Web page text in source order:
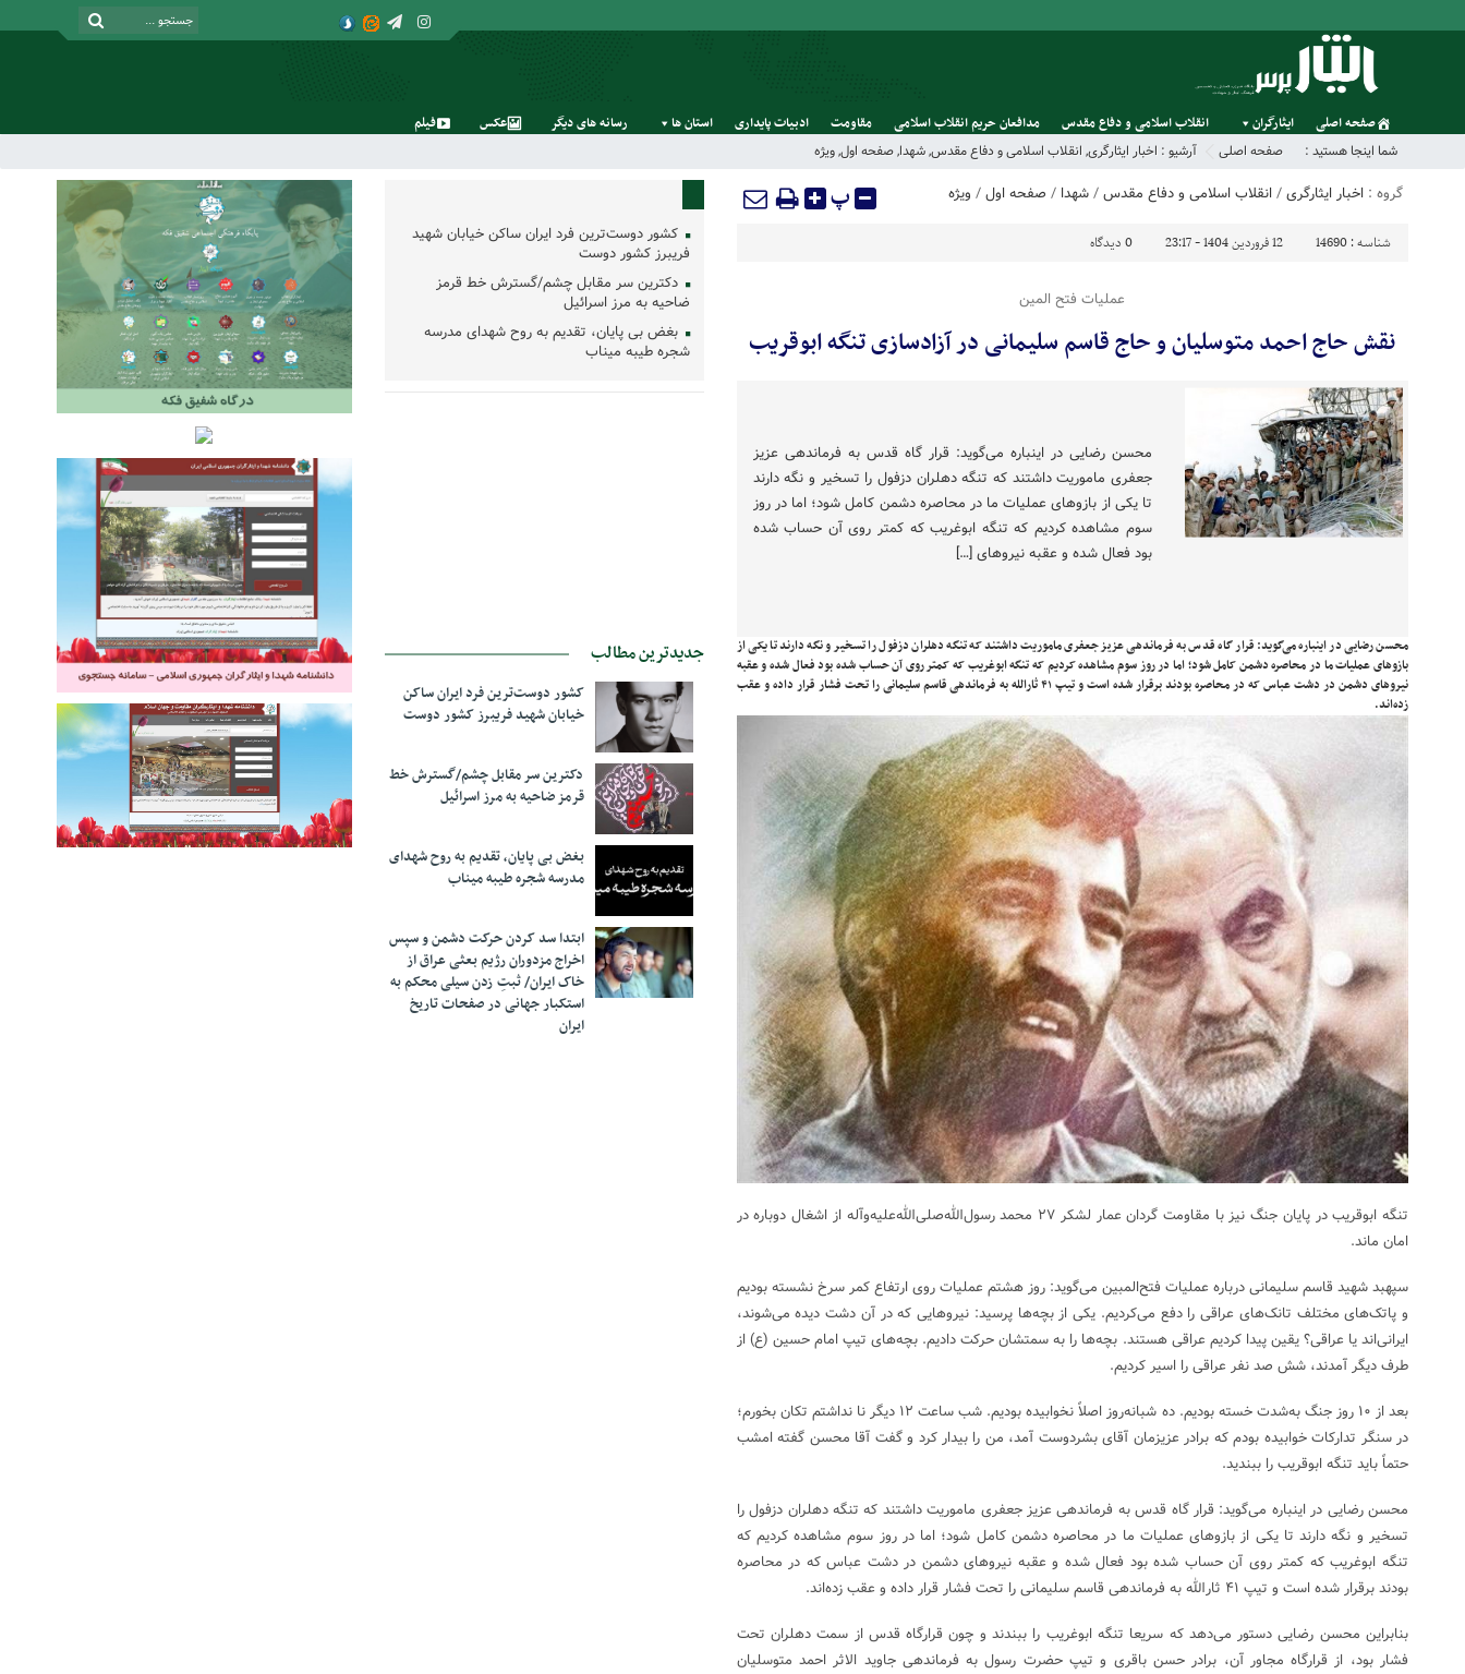
صفحه اصلی ایثارگران انقلاب اسلامی و دفاع مقدس مدافعان حریم انقلاب اسلامی مقاومت ادبیات پایداری استان‌ ها رسانه‌ های‌ دیگر عکس فیلم
شما اینجا هستید : صفحه اصلی آرشیو : اخبار ایثارگری, انقلاب اسلامی و دفاع مقدس,شهدا,صفحه اول,ویژه
گروه : اخبار ایثارگری/انقلاب اسلامی و دفاع مقدس/شهدا / صفحه اول/ ویژه پ
شناسه : 14690 12 فروردین 1404 - 23:17 0 دیدگاه
عملیات فتح المین
نقش حاج احمد متوسلیان و حاج قاسم سلیمانی در آزادسازی تنگه ابوقریب
محسن رضایی در اینباره می‌گوید: قرار گاه قدس به فرماندهی عزیز
جعفری ماموریت داشتند که تنگه دهلران دزفول را تسخیر و نگه دارند
تا یکی از بازوهای عملیات ما در محاصره دشمن کامل شود؛ اما در روز
سوم مشاهده کردیم که تنگه ابوغریب که کمتر روی آن حساب شده
بود فعال شده و عقبه نیروهای […]
محسن رضایی در اینباره می‌گوید: قرار گاه قدس به فرماندهی عزیز جعفری ماموریت داشتند که تنگه دهلران دزفول را تسخیر و نگه دارند تا یکی از
بازوهای عملیات ما در محاصره دشمن کامل شود؛ اما در روز سوم مشاهده کردیم که تنگه ابوغریب که کمتر روی آن حساب شده بود فعال شده و عقبه
نیروهای دشمن در دشت عباس که در محاصره بودند برقرار شده است و تیپ ۴۱ ثارالله به فرماندهی قاسم سلیمانی را تحت فشار قرار داده و عقب
زده‌اند.
تنگه ابوقریب در پایان جنگ نیز با مقاومت گردان عمار لشکر ۲۷ محمد رسول‌الله‌صلی‌الله‌علیه‌وآله از اشغال دوباره در
امان ماند.
سپهبد شهید قاسم سلیمانی درباره عملیات فتح‌المبین می‌گوید: روز هشتم عملیات روی ارتفاع کمر سرخ نشسته بودیم
و پاتک‌های مختلف تانک‌های عراقی را دفع می‌کردیم. یکی از بچه‌ها پرسید: نیروهایی که در آن دشت دیده می‌شوند،
ایرانی‌اند یا عراقی؟ یقین پیدا کردیم عراقی هستند. بچه‌ها را به سمتشان حرکت دادیم. بچه‌های تیپ امام حسین (ع) از
طرف دیگر آمدند، شش صد نفر عراقی را اسیر کردیم.
بعد از ۱۰ روز جنگ به‌شدت خسته بودیم. ده شبانه‌روز اصلاً نخوابیده بودیم. شب ساعت ۱۲ دیگر نا نداشتم تکان بخورم؛
در سنگر تدارکات خوابیده بودم که برادر عزیزمان آقای بشردوست آمد، من را بیدار کرد و گفت آقا محسن گفته امشب
حتماً باید تنگه ابوقریب را ببندید.
محسن رضایی در اینباره می‌گوید: قرار گاه قدس به فرماندهی عزیز جعفری ماموریت داشتند که تنگه دهلران دزفول را
تسخیر و نگه دارند تا یکی از بازوهای عملیات ما در محاصره دشمن کامل شود؛ اما در روز سوم مشاهده کردیم که
تنگه ابوغریب که کمتر روی آن حساب شده بود فعال شده و عقبه نیروهای دشمن در دشت عباس که در محاصره
بودند برقرار شده است و تیپ ۴۱ ثارالله به فرماندهی قاسم سلیمانی را تحت فشار قرار داده و عقب زده‌اند.
بنابراین محسن رضایی دستور می‌دهد که سریعا تنگه ابوغریب را ببندند و چون قرارگاه قدس از سمت دهلران تحت
فشار بود، از قرارگاه مجاور آن، برادر حسن باقری و تیپ حضرت رسول به فرماندهی جاوید الاثر احمد متوسلیان
کشور دوست‌ترین فرد ایران ساکن خیابان شهید
فریبرز کشور دوست
دکترین سر مقابل چشم/گسترش خط قرمز
ضاحیه به مرز اسرائیل
بغض بی پایان، تقدیم به روح شهدای مدرسه
شجره طیبه میناب
جدیدترین مطالب
کشور دوست‌ترین فرد ایران ساکن
خیابان شهید فریبرز کشور دوست
دکترین سر مقابل چشم/گسترش خط
قرمز ضاحیه به مرز اسرائیل
بغض بی پایان، تقدیم به روح شهدای
مدرسه شجره طیبه میناب
ابتدا سد کردن حرکت دشمن و سپس
اخراج مزدوران رژیم بعثی عراق از
خاک ایران/ ثبتِ زدن سیلی محکم به
استکبار جهانی در صفحات تاریخ
ایران